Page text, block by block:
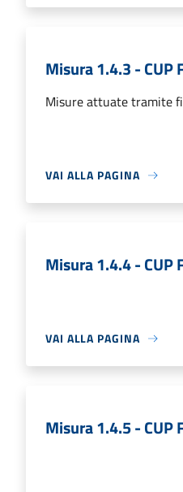
Misura 1.4.3 -
Misure attuate tramite
VAI ALLA PAGINA
Misura 1.4.4 -
VAI ALLA PAGINA
Misura 1.4.5 -